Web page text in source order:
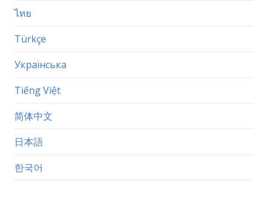
ไทย
Türkçe
Українська
Tiếng Việt
简体中文
日本語
한국어